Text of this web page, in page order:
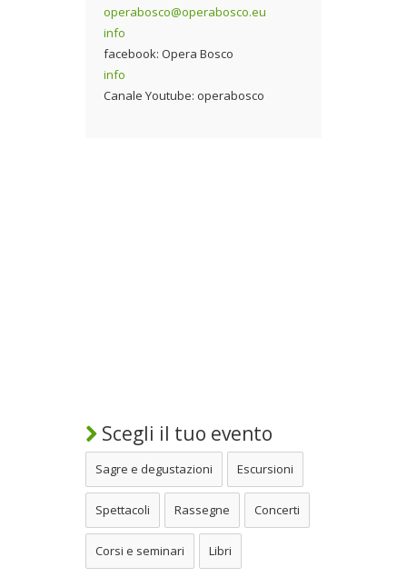
operabosco@operabosco.eu
info
facebook: Opera Bosco
info
Canale Youtube: operabosco
Scegli il tuo evento
Sagre e degustazioni Escursioni
Spettacoli Rassegne Concerti
Corsi e seminari Libri